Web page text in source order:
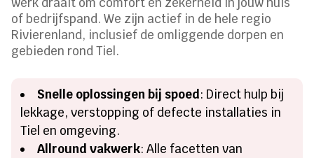
of bedrijfspand. We zijn actief in de hele regio
Rivierenland, inclusief de omliggende dorpen en
gebieden rond Tiel.
Snelle oplossingen bij spoed: Direct hulp bij
lekkage, verstopping of defecte installaties in
Tiel en omgeving.
Allround vakwerk: Alle facetten van